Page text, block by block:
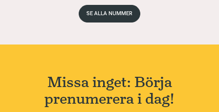
SE ALLA NUMMER
Missa inget: Börja
prenumerera i dag!